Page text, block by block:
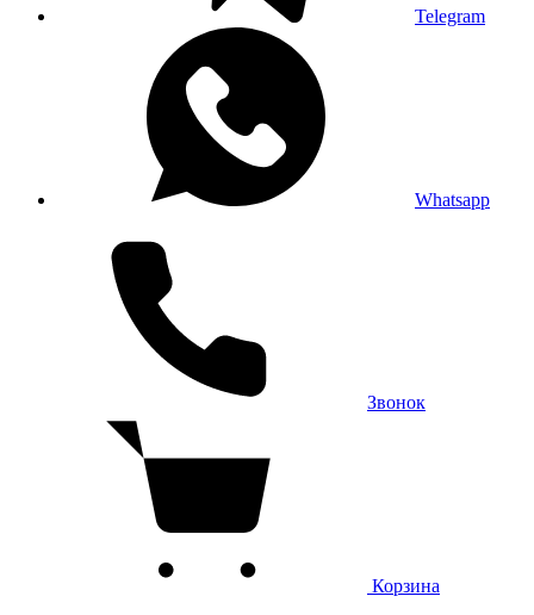
Telegram
Whatsapp
Звонок
Корзина